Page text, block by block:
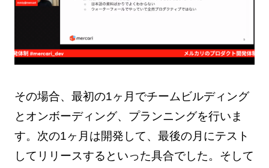
その場合、最初の1ヶ月でチームビルディング
とオンボーディング、プランニングを行いま
す。次の1ヶ月は開発して、最後の月にテスト
してリリースするといった具合でした。そして